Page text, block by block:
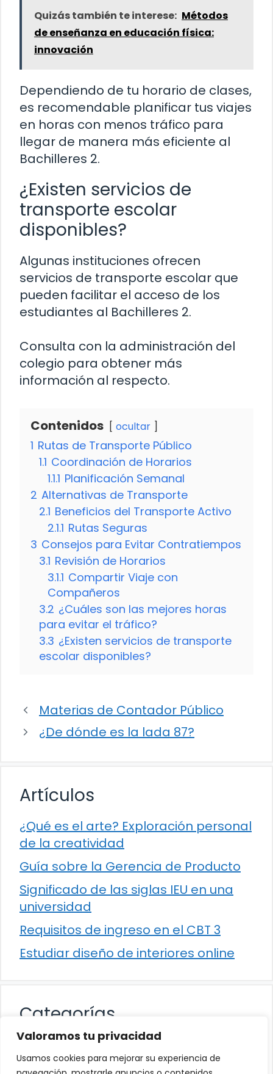
Valoramos tu privacidad
Usamos cookies para mejorar su experiencia de
Quizás también te interese: Métodos
de enseñanza en educación física:
innovación
Dependiendo de tu horario de clases,
es recomendable planificar tus viajes
en horas con menos tráfico para
llegar de manera más eficiente al
Bachilleres 2.
¿Existen servicios de
transporte escolar
disponibles?
Algunas instituciones ofrecen
servicios de transporte escolar que
pueden facilitar el acceso de los
estudiantes al Bachilleres 2.
Consulta con la administración del
colegio para obtener más
información al respecto.
Contenidos ocultar
1 Rutas de Transporte Público
1.1 Coordinación de Horarios
1.1.1 Planificación Semanal
2 Alternativas de Transporte
2.1 Beneficios del Transporte Activo
2.1.1 Rutas Seguras
3 Consejos para Evitar Contratiempos
3.1 Revisión de Horarios
3.1.1 Compartir Viaje con
Compañeros
3.2 ¿Cuáles son las mejores horas
para evitar el tráfico?
3.3 ¿Existen servicios de transporte
escolar disponibles?
Materias de Contador Público
¿De dónde es la lada 87?
Artículos
¿Qué es el arte? Exploración personal
de la creatividad
Guía sobre la Gerencia de Producto
Significado de las siglas IEU en una
universidad
Requisitos de ingreso en el CBT 3
Estudiar diseño de interiores online
Categorías
Cultura
Educación